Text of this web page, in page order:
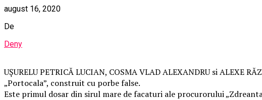
august 16, 2020
De
Deny
UŞURELU PETRICĂ LUCIAN, COSMA VLAD ALEXANDRU si
„Portocala”, construit cu porbe false.
Este primul dosar din sirul mare de facaturi ale procurorului